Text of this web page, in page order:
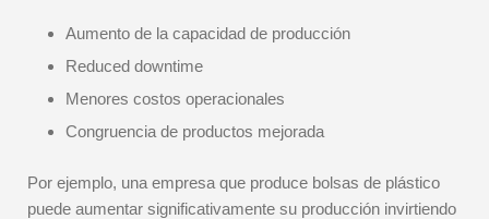
Aumento de la capacidad de producción
Reduced downtime
Menores costos operacionales
Congruencia de productos mejorada
Por ejemplo, una empresa que produce bolsas de plástico
puede aumentar significativamente su producción invirtiendo